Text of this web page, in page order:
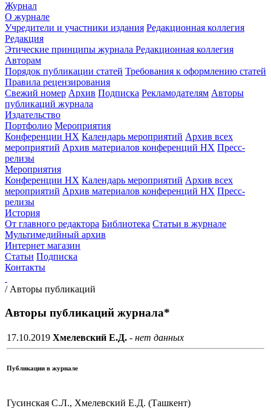
Журнал
О журнале
Учредители и участники издания Редакционная коллегия
Редакция
Этические принципы журнала Редакционная коллегия
Авторам
Порядок публикации статей Требования к оформлению статей
Правила рецензирования
Свежий номер Архив Подписка Рекламодателям Авторы
публикаций журнала
Издательство
Портфолио Мероприятия
Конференции НХ Календарь мероприятий Архив всех
мероприятий Архив материалов конференций НХ Пресс-
релизы
Мероприятия
Конференции НХ Календарь мероприятий Архив всех
мероприятий Архив материалов конференций НХ Пресс-
релизы
История
От главного редактора Библиотека Статьи в журнале
Мультимедийный архив
Интернет магазин
Статьи Подписка
Контакты
/ Авторы публикаций
Авторы публикаций журнала*
17.10.2019 Хмелевский Е.Д. - нет данных
Публикации в журнале
Гусинская С.Л., Хмелевский Е.Д. (Ташкент)